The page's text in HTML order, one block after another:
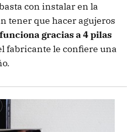
con instalar en la
tener que hacer agujeros
funciona gracias a 4 pilas
fabricante le confiere una